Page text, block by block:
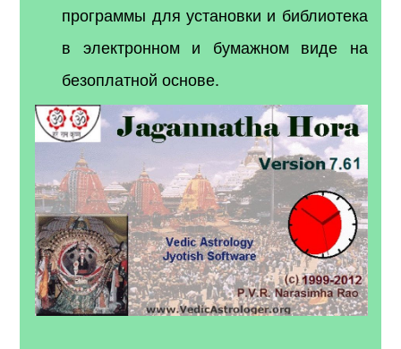
программы для установки и библиотека
в электронном и бумажном виде на
безоплатной основе.